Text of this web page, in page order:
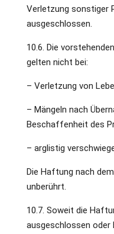
Verletzung sonstiger
ausgeschlossen.
10.6. Die
gelten nicht bei:
– Verletzung von
– Mängeln nach
Beschaffenheit des
– arglistig
Die Haftung nach
unberührt.
10.7. Soweit die
ausgeschlossen oder